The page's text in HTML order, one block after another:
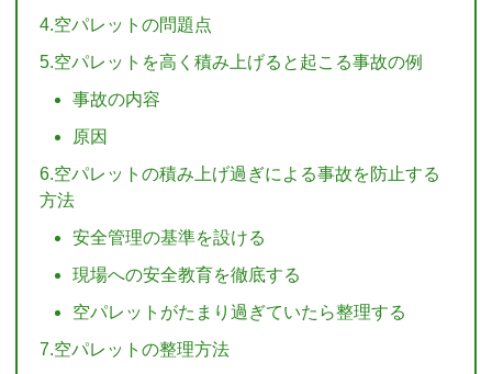
4.空パレットの問題点
5.空パレットを高く積み上げると起こる事故の例
事故の内容
原因
6.空パレットの積み上げ過ぎによる事故を防止する
方法
安全管理の基準を設ける
現場への安全教育を徹底する
空パレットがたまり過ぎていたら整理する
7.空パレットの整理方法